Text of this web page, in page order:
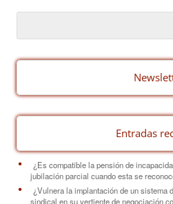
e
b
o
k
e
st
p
ar
tir
Entradas
¿Es compatible la pensión de
jubilación parcial cuando esta se
¿Vulnera la implantación de un sistema
sindical en su vertiente de negociación